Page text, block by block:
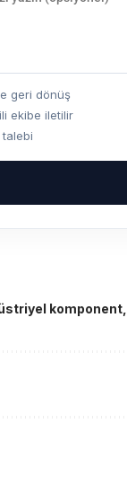
geri dönüş
ekibe iletilir
komponent